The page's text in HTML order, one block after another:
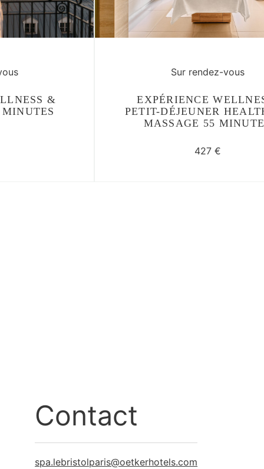
&
Sur rendez-vous
EXPÉRIENCE
PETIT-DÉJEUNER
MASSAGE 55
427 €
Contact
spa.lebristolparis@oetkerhotels.com